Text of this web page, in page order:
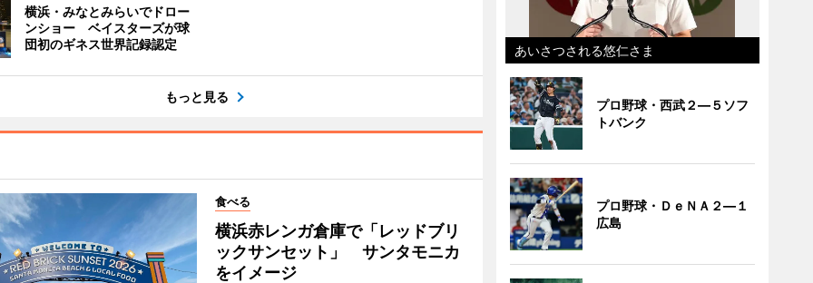
横浜・みなとみらいでドロー
ンショー ベイスターズが球
団初のギネス世界記録認定
もっと見る
食べる
横浜赤レンガ倉庫で「レッドブリ
ックサンセット」 サンタモニカ
をイメージ
あいさつされる悠仁さま
プロ野球・西武２―５ソフ
トバンク
プロ野球・ＤｅＮＡ２―１
広島